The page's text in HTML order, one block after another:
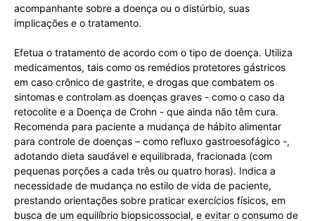
acompanhante sobre a doença ou o distúrbio, suas
implicações e o tratamento.
Efetua o tratamento de acordo com o tipo de doença. Utiliza
medicamentos, tais como os remédios protetores gástricos
em caso crônico de gastrite, e drogas que combatem os
sintomas e controlam as doenças graves - como o caso da
retocolite e a Doença de Crohn - que ainda não têm cura.
Recomenda para paciente a mudança de hábito alimentar
para controle de doenças – como refluxo gastroesofágico -,
adotando dieta saudável e equilibrada, fracionada (com
pequenas porções a cada três ou quatro horas). Indica a
necessidade de mudança no estilo de vida de paciente,
prestando orientações sobre praticar exercícios físicos, em
busca de um equilíbrio biopsicossocial, e evitar o consumo de